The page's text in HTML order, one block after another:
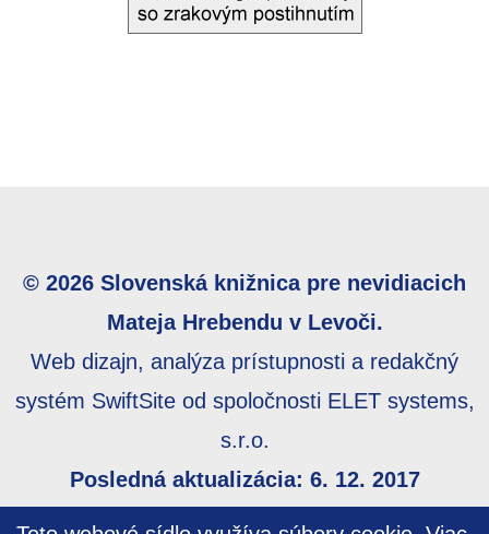
© 2026 Slovenská knižnica pre nevidiacich
Mateja Hrebendu v Levoči.
Web dizajn, analýza prístupnosti a redakčný
systém SwiftSite od spoločnosti ELET systems,
s.r.o.
Posledná aktualizácia: 6. 12. 2017